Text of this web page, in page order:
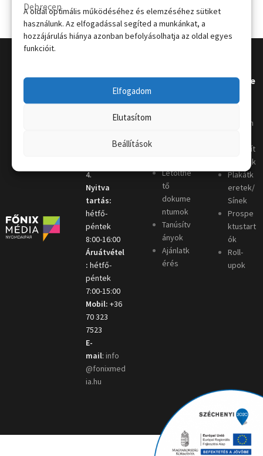
A oldal optimális működéséhez és elemzéséhez sütiket
használunk. Az elfogadással segíted a munkánkat, a
hozzájárulás hiánya azonban befolyásolhatja az oldal egyes
funkcióit.
Elfogadom
Elutasítom
Beállítások
Kapcsola
Telephely:
Debrecen,
4.
Nyitva
tartás:
hétfő-
péntek
8:00-16:00
Áruátvétel
: hétfő-
péntek
7:00-15:00
Mobil: +36
70 323
7523
E-
mail: info
@fonixmed
ia.hu
Hasznos
Letölthe
tő
dokume
ntumok
Tanúsítv
ányok
Ajánlatk
érés
Terméke
Kordon
Megállít
ó táblák
Plakátk
eretek/
Sínek
Prospe
ktustart
ók
Roll-
upok